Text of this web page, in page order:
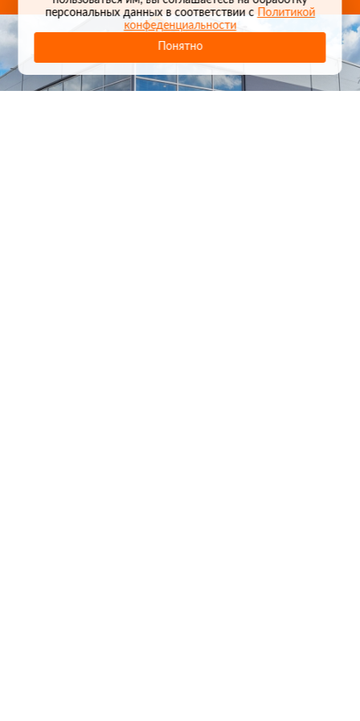
персональных данных в соответствии сПолитикой
конфеденциальности
Понятно